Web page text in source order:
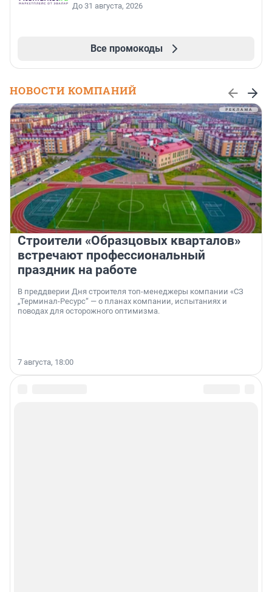
До 31 августа, 2026
Все промокоды
НОВОСТИ КОМПАНИЙ
Строители «Образцовых кварталов»
встречают профессиональный
праздник на работе
В преддверии Дня строителя топ-менеджеры компании «СЗ
„Терминал-Ресурс“ — о планах компании, испытаниях и
поводах для осторожного оптимизма.
7 августа, 18:00